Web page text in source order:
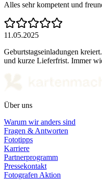
Alles sehr kompetent und
11.05.2025
Geburtstagseinladungen
und kurze Lieferfrist. Immer
Über uns
Warum wir anders sind
Fragen & Antworten
Fototipps
Karriere
Partnerprogramm
Pressekontakt
Fotografen Aktion